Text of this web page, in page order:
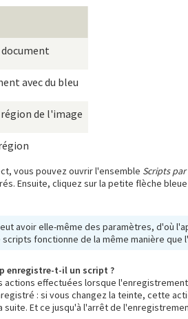
document
avec du bleu
de l'image
vous pouvez ouvrir l'ensemble Scripts
Ensuite, cliquez sur la petite flèche
avoir elle-même des paramètres, d'où
fonctionne de la même manière
enregistre-t-il un script ?
actions effectuées lorsque
: si vous changez la teinte, cette
suite. Et ce jusqu'à l'arrêt de